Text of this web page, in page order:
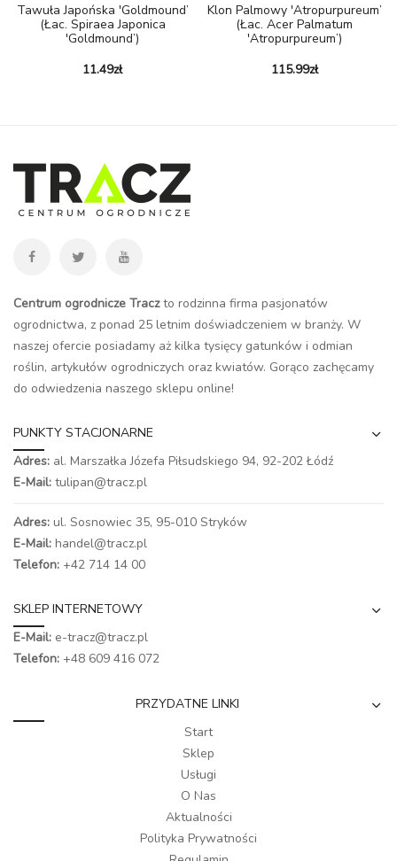
Tawuła Japońska 'Goldmound’
(łac. Spiraea Japonica
'Goldmound’)
11.49zł
Klon Palmowy 'Atropurpureum’
(łac. Acer Palmatum
'Atropurpureum’)
115.99zł
Centrum ogrodnicze Traczto rodzinna firma pasjonatów
ogrodnictwa, z ponad 25 letnim doświadczeniem w branży. W
naszej ofercie posiadamy aż kilka tysięcy gatunków i odmian
roślin, artykułów ogrodniczych oraz kwiatów. Gorąco zachęcamy
do odwiedzenia naszego sklepu online!
PUNKTY STACJONARNE
Adres: al. Marszałka Józefa Piłsudskiego 94, 92-202 Łódź
E-Mail: tulipan@tracz.pl
Adres: ul. Sosnowiec 35, 95-010 Stryków
E-Mail: handel@tracz.pl
Telefon: +42 714 14 00
SKLEP INTERNETOWY
E-Mail: e-tracz@tracz.pl
Telefon: +48 609 416 072
PRZYDATNE LINKI
Start
Sklep
Usługi
O Nas
Aktualności
Polityka Prywatności